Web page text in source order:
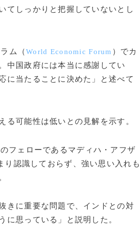
てしっかりと把握していないとし
ム（World Economic Forum ）でカ
中国政府には本当に感謝してい
に当たることに決めた」と述べて
可能性は低いとの見解を示す。
のフェローであるマディハ・アフザ
り認識しておらず、強い思い入れも
きに重要な問題で、インドとの対
に思っている」と説明した。